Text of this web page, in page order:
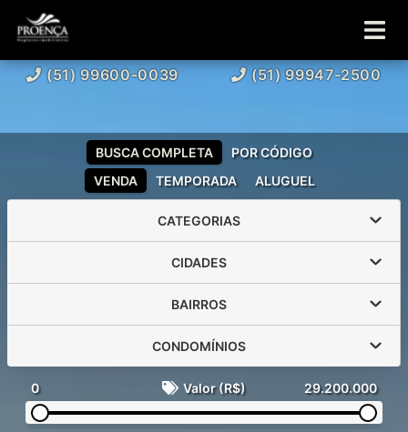
(51) 99600-0039 (51) 99947-2500
VENDA TEMPORADA ALUGUEL
BUSCA COMPLETA POR CÓDIGO
CATEGORIAS
CIDADES
BAIRROS
CONDOMÍNIOS
0 Valor (R$) 29.200.000